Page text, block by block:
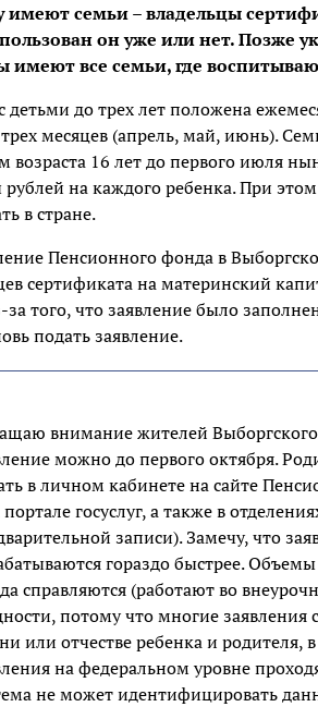
имеют семьи – владельцы
он уже или нет. Позже
имеют все семьи, где
детьми до трех лет положена
месяцев (апрель, май, июнь).
возраста 16 лет до первого июля
рублей на каждого ребенка. При
в стране.
Пенсионного фонда в
сертификата на материнский
за того, что заявление было
подать заявление.
внимание жителей Выборгского
можно до первого октября.
в личном кабинете на сайте
портале госуслуг, а также в
записи). Замечу, что
гораздо быстрее.
справляются (работают во
потому что многие
или отчестве ребенка и родителя,
на федеральном уровне
не может идентифицировать